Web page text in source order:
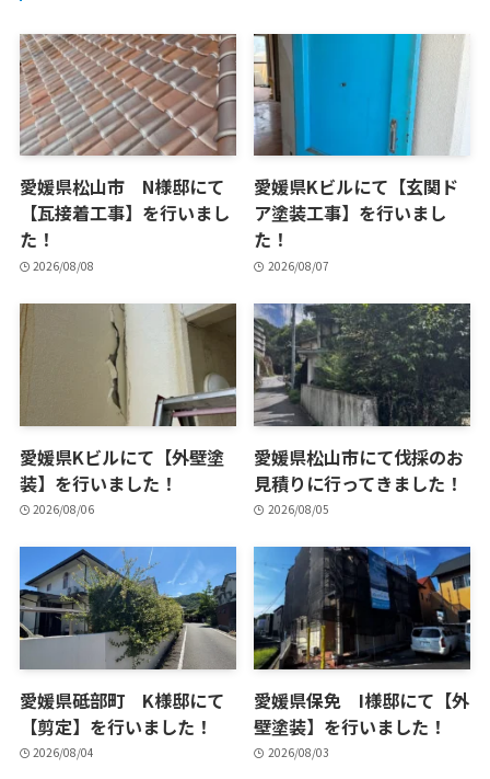
愛媛県松山市 N様邸にて
【瓦接着工事】を行いまし
た！
2026/08/08
愛媛県Kビルにて【玄関ド
ア塗装工事】を行いまし
た！
2026/08/07
愛媛県Kビルにて【外壁塗
装】を行いました！
2026/08/06
愛媛県松山市にて伐採のお
見積りに行ってきました！
2026/08/05
愛媛県砥部町 K様邸にて
【剪定】を行いました！
2026/08/04
愛媛県保免 I様邸にて【外
壁塗装】を行いました！
2026/08/03